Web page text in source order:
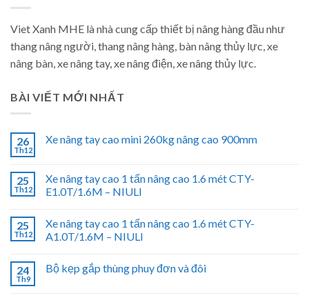
Viet Xanh MHE là nhà cung cấp thiết bị nâng hàng đầu như
thang nâng người, thang nâng hàng, bàn nâng thủy lực, xe
nâng bàn, xe nâng tay, xe nâng điện, xe nâng thủy lực.
BÀI VIẾT MỚI NHẤT
26
Th12
Xe nâng tay cao mini 260kg nâng cao 900mm
25
Th12
Xe nâng tay cao 1 tấn nâng cao 1.6 mét CTY-
E1.0T/1.6M – NIULI
25
Th12
Xe nâng tay cao 1 tấn nâng cao 1.6 mét CTY-
A1.0T/1.6M – NIULI
24
Th9
Bộ kẹp gắp thùng phuy đơn và đôi